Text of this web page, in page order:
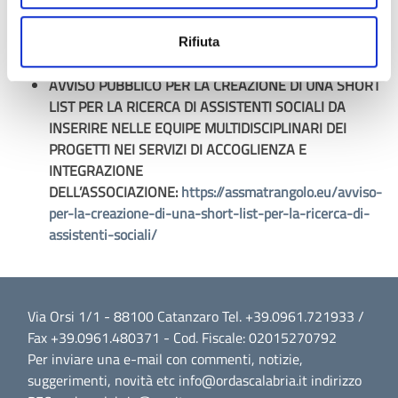
Rifiuta
https://comunitasocialecremasca.it/selezioni/
AVVISO PUBBLICO PER LA CREAZIONE DI UNA SHORT
LIST PER LA RICERCA DI ASSISTENTI SOCIALI DA
INSERIRE NELLE EQUIPE MULTIDISCIPLINARI DEI
PROGETTI NEI SERVIZI DI ACCOGLIENZA E
INTEGRAZIONE
DELL’ASSOCIAZIONE: https://assmatrangolo.eu/avviso-
per-la-creazione-di-una-short-list-per-la-ricerca-di-
assistenti-sociali/
Via Orsi 1/1 - 88100 Catanzaro Tel. +39.0961.721933 /
Fax +39.0961.480371 - Cod. Fiscale: 02015270792
Per inviare una e-mail con commenti, notizie,
suggerimenti, novità etc info@ordascalabria.it indirizzo